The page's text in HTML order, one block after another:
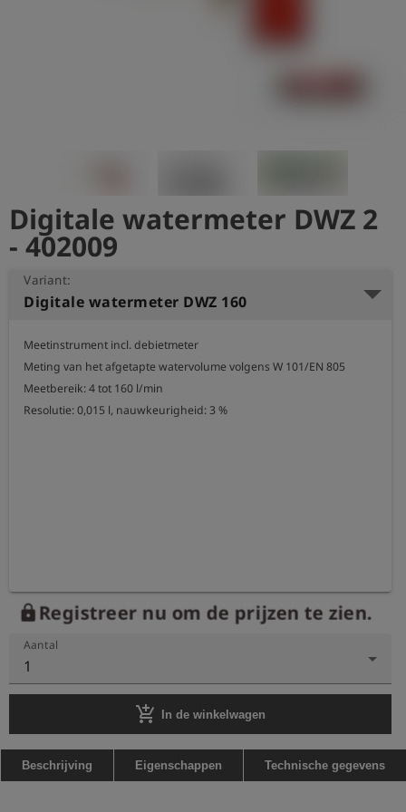
Digitale watermeter DWZ 2
- 402009
Variant:
Digitale watermeter DWZ 160
Meetinstrument incl. debietmeter
Meting van het afgetapte watervolume volgens W 101/EN 805
Meetbereik: 4 tot 160 l/min
Resolutie: 0,015 l, nauwkeurigheid: 3 %
lock Registreer nu om de prijzen te zien.
Aantal
1
add_shopping_cart In de winkelwagen
Beschrijving Eigenschappen Technische gegevens